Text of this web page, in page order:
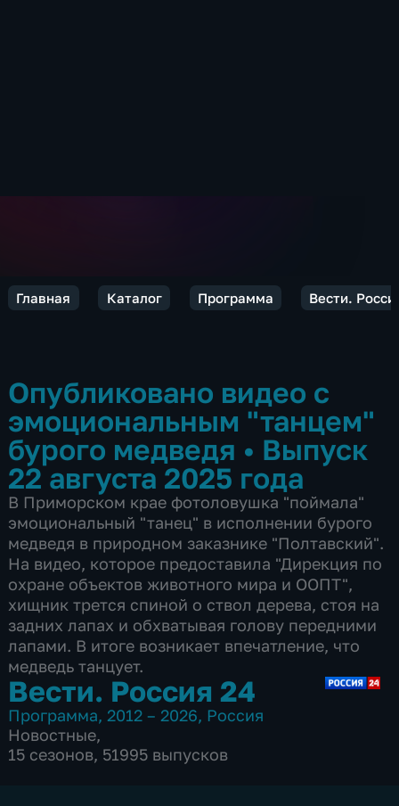
Главная Каталог Программа Вести.
Опубликовано видео с
эмоциональным "танцем"
бурого медведя • Выпуск
22 августа 2025 года
В Приморском крае фотоловушка "поймала"
эмоциональный "танец" в исполнении бурого
медведя в природном заказнике "Полтавский".
На видео, которое предоставила "Дирекция по
охране объектов животного мира и ООПТ",
хищник трется спиной о ствол дерева, стоя на
задних лапах и обхватывая голову передними
лапами. В итоге возникает впечатление, что
медведь танцует.
Вести. Россия 24
Программа, 2012 – 2026, Россия
Новостные,
15 сезонов, 51995 выпусков